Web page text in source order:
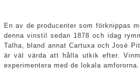
En av de producenter som förknippas
denna vinstil sedan 1878 och idag
Talha, bland annat Cartuxa och José
är väl värda att hålla utkik efter.
experimentera med de lokala amfororna.